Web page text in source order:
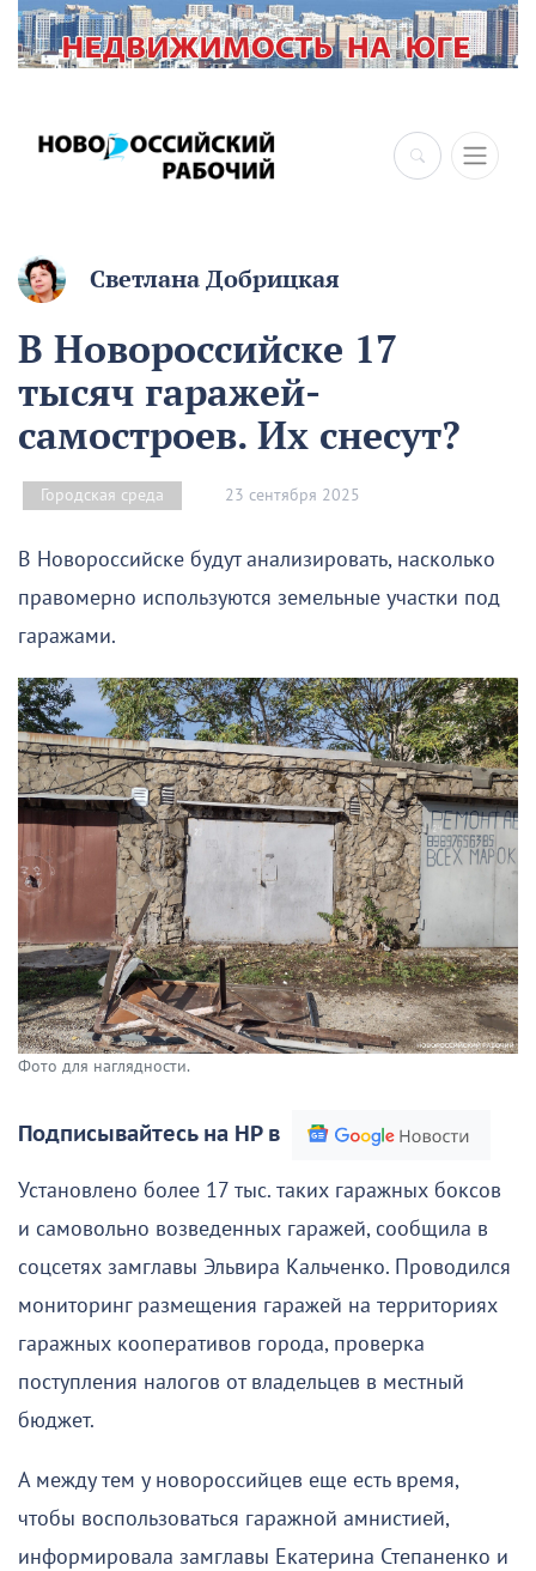
×
Светлана Добрицкая
В Новороссийске 17
тысяч гаражей-
самостроев. Их снесут?
Городская среда 23 сентября 2025
В Новороссийске будут анализировать, насколько
правомерно используются земельные участки под
гаражами.
Фото для наглядности.
Подписывайтесь на НР в
Установлено более 17 тыс. таких гаражных боксов
и самовольно возведенных гаражей, сообщила в
соцсетях замглавы Эльвира Кальченко. Проводился
мониторинг размещения гаражей на территориях
гаражных кооперативов города, проверка
поступления налогов от владельцев в местный
бюджет.
А между тем у новороссийцев еще есть время,
чтобы воспользоваться гаражной амнистией,
информировала замглавы Екатерина Степаненко и